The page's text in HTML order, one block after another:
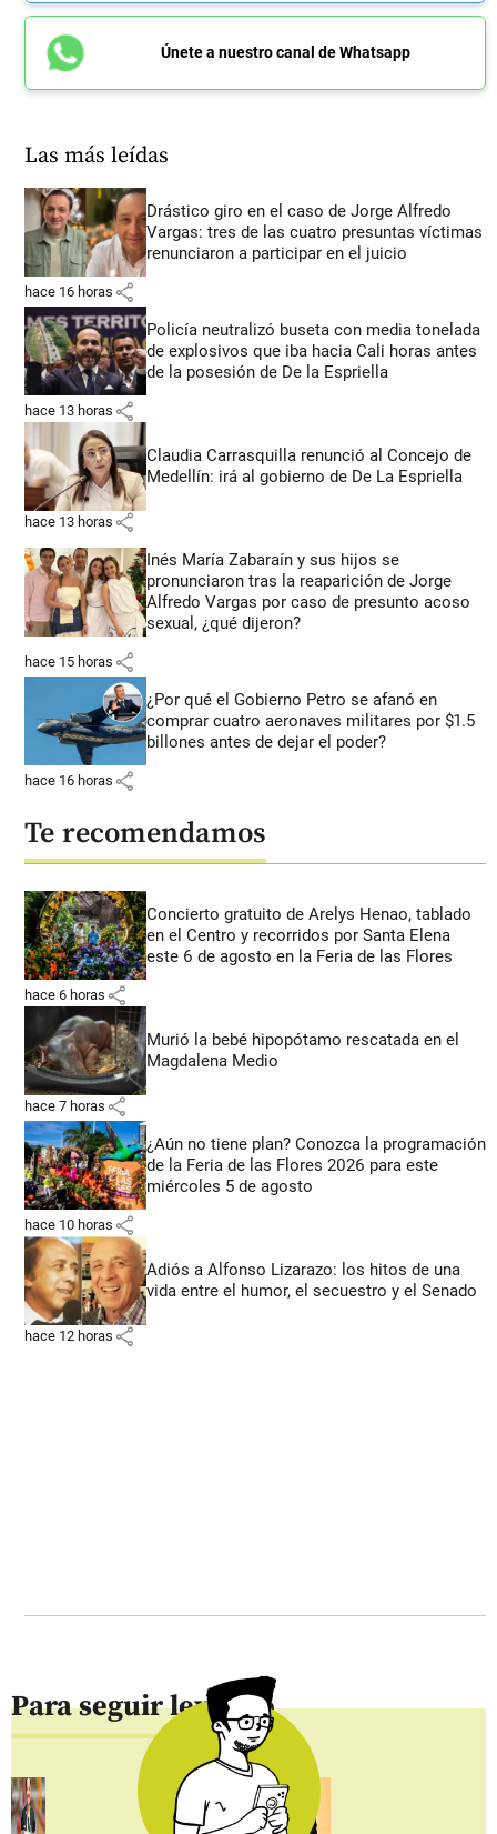
Únete a nuestro canal de Whatsapp
Las más leídas
Drástico giro en el caso de Jorge Alfredo
Vargas: tres de las cuatro presuntas víctimas
renunciaron a participar en el juicio
hace 16 horas share
Policía neutralizó buseta con media tonelada
de explosivos que iba hacia Cali horas antes
de la posesión de De la Espriella
hace 13 horas share
Claudia Carrasquilla renunció al Concejo de
Medellín: irá al gobierno de De La Espriella
hace 13 horas share
Inés María Zabaraín y sus hijos se
pronunciaron tras la reaparición de Jorge
Alfredo Vargas por caso de presunto acoso
sexual, ¿qué dijeron?
hace 15 horas share
¿Por qué el Gobierno Petro se afanó en
comprar cuatro aeronaves militares por $1.5
billones antes de dejar el poder?
hace 16 horas share
Te recomendamos
Concierto gratuito de Arelys Henao, tablado
en el Centro y recorridos por Santa Elena
este 6 de agosto en la Feria de las Flores
hace 6 horas share
Murió la bebé hipopótamo rescatada en el
Magdalena Medio
hace 7 horas share
¿Aún no tiene plan? Conozca la programación
de la Feria de las Flores 2026 para este
miércoles 5 de agosto
hace 10 horas share
Adiós a Alfonso Lizarazo: los hitos de una
vida entre el humor, el secuestro y el Senado
hace 12 horas share
Para seguir leyendo